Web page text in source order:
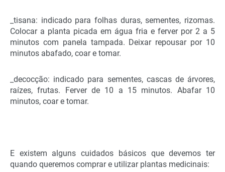
_tisana: indicado para folhas duras, sementes, rizomas.
Colocar a planta picada em água fria e ferver por 2 a 5
minutos com panela tampada. Deixar repousar por 10
minutos abafado, coar e tomar.
_decocção: indicado para sementes, cascas de árvores,
raízes, frutas. Ferver de 10 a 15 minutos. Abafar 10
minutos, coar e tomar.
E existem alguns cuidados básicos que devemos ter
quando queremos comprar e utilizar plantas medicinais: